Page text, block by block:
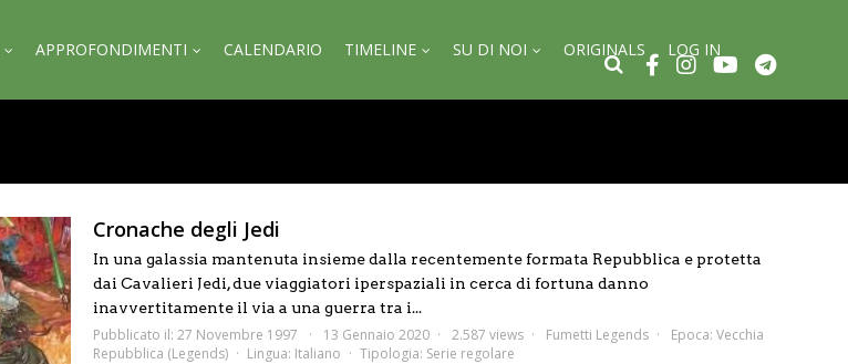
APPROFONDIMENTI CALENDARIO TIMELINE SU DI NOI ORIGINALS LOG IN
Cronache degli Jedi
In una galassia mantenuta insieme dalla recentemente formata Repubblica e protetta
dai Cavalieri Jedi, due viaggiatori iperspaziali in cerca di fortuna danno
inavvertitamente il via a una guerra tra i...
Pubblicato il: 27 Novembre 1997 13 Gennaio 2020 2.587 views Fumetti Legends Epoca: Vecchia
Repubblica (Legends)
Lingua: Italiano Tipologia: Serie regolare